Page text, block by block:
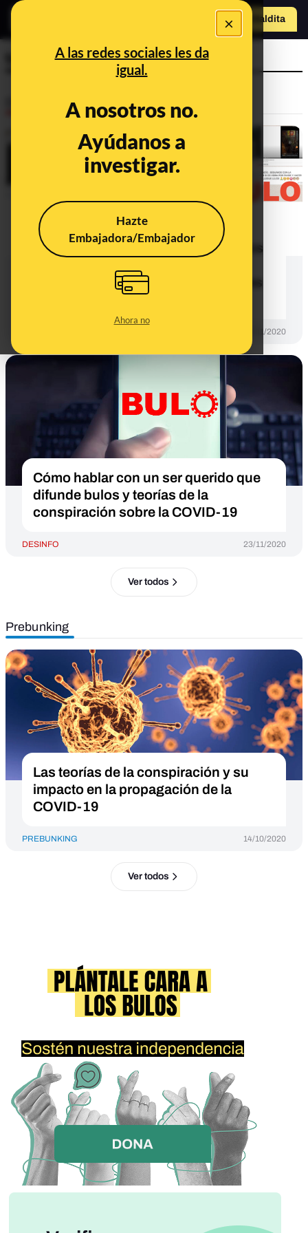
×
A las redes sociales les da
igual.
A nosotros no.
Ayúdanos a
investigar.
Hazte
Embajadora/Embajador
Ahora no
Hazte Maldita
te explica
Por qué no debes fiarte de los vídeos
vacíos y afirman que la COVID-19 es
10/11/2020
Cómo hablar con un ser querido que
difunde bulos y teorías de la
conspiración sobre la COVID-19
DESINFO 23/11/2020
Ver todos
Prebunking
Las teorías de la conspiración y su
impacto en la propagación de la
COVID-19
PREBUNKING 14/10/2020
Ver todos